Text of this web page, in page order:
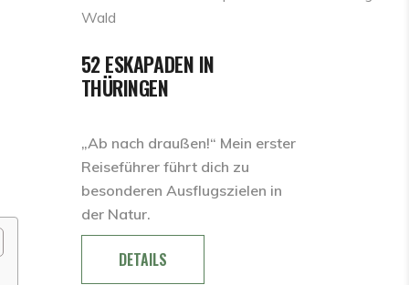
52 ESKAPADEN IN
THÜRINGEN
„Ab nach draußen!“ Mein erster
Reiseführer führt dich zu
besonderen Ausflugszielen in
der Natur.
DETAILS